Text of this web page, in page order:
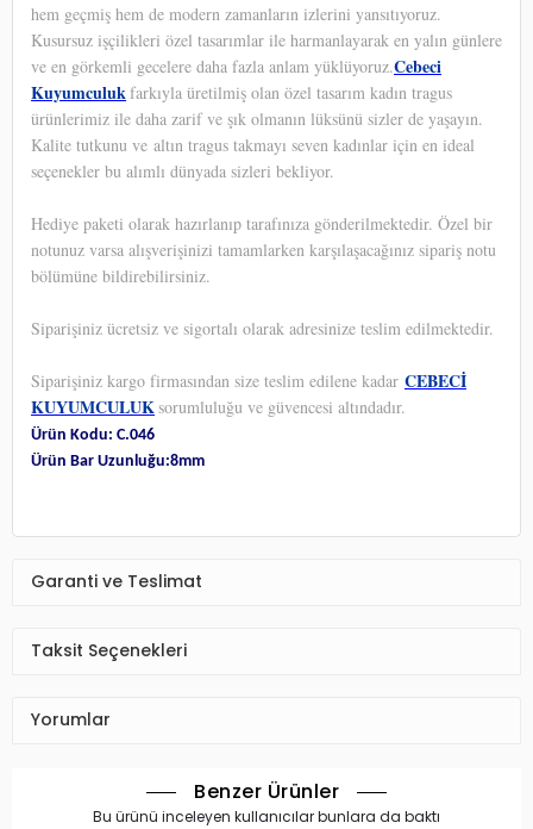
hem geçmiş hem de modern zamanların izlerini yansıtıyoruz.
Kusursuz işçilikleri özel tasarımlar ile harmanlayarak en yalın günlere
ve en görkemli gecelere daha fazla anlam yüklüyoruz.Cebeci
Kuyumculukfarkıyla üretilmiş olan özel tasarım kadın tragus
ürünlerimiz ile daha zarif ve şık olmanın lüksünü sizler de yaşayın.
Kalite tutkunu ve altın tragus takmayı seven kadınlar için en ideal
seçenekler bu alımlı dünyada sizleri bekliyor.
Hediye paketi olarak hazırlanıp tarafınıza gönderilmektedir. Özel bir
notunuz varsa alışverişinizi tamamlarken karşılaşacağınız sipariş notu
bölümüne bildirebilirsiniz.
Siparişiniz ücretsiz ve sigortalı olarak adresinize teslim edilmektedir.
Siparişiniz kargo firmasından size teslim edilene kadar CEBECİ
KUYUMCULUKsorumluluğu ve güvencesi altındadır.
Ürün Kodu: C.046
Ürün Bar Uzunluğu:8mm
Garanti ve Teslimat
Taksit Seçenekleri
Yorumlar
Benzer Ürünler
Bu ürünü inceleyen kullanıcılar bunlara da baktı